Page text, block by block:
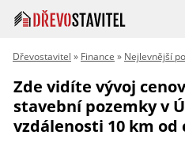
Dřevostavitel » Finance » Nejlevnější
Zde vidíte vývoj
stavební pozemky v
vzdálenosti 10 km od